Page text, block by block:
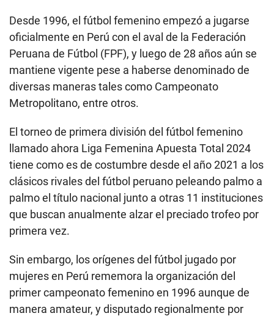
Desde 1996, el fútbol femenino empezó a jugarse
oficialmente en Perú con el aval de la Federación
Peruana de Fútbol (FPF), y luego de 28 años aún se
mantiene vigente pese a haberse denominado de
diversas maneras tales como Campeonato
Metropolitano, entre otros.
El torneo de primera división del fútbol femenino
llamado ahora Liga Femenina Apuesta Total 2024
tiene como es de costumbre desde el año 2021 a los
clásicos rivales del fútbol peruano peleando palmo a
palmo el título nacional junto a otras 11 instituciones
que buscan anualmente alzar el preciado trofeo por
primera vez.
Sin embargo, los orígenes del fútbol jugado por
mujeres en Perú rememora la organización del
primer campeonato femenino en 1996 aunque de
manera amateur, y disputado regionalmente por